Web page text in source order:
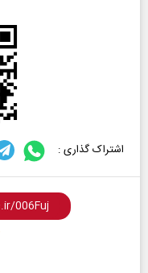
اشتراک گذاری :